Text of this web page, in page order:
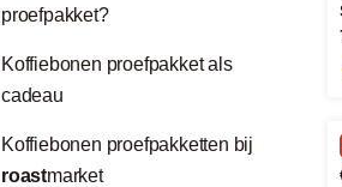
proefpakket?
Koffiebonen proefpakket als
cadeau
Koffiebonen proefpakketten bij
roastmarket